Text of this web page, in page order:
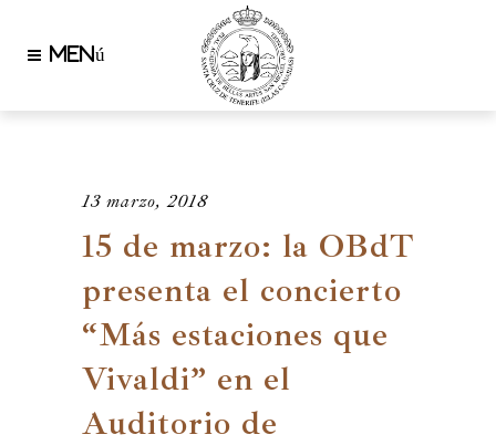
13 marzo, 2018
15 de marzo: la OBdT
presenta el concierto
“Más estaciones que
Vivaldi” en el
Auditorio de